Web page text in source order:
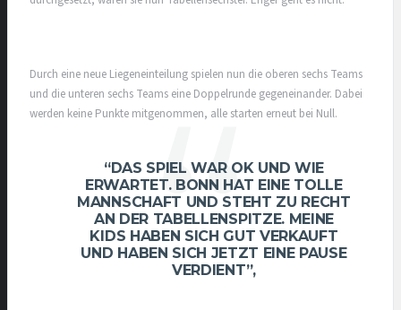
Durch eine neue Liegeneinteilung spielen nun die oberen sechs Teams
und die unteren sechs Teams eine Doppelrunde gegeneinander. Dabei
werden keine Punkte mitgenommen, alle starten erneut bei Null.
“DAS SPIEL WAR OK UND WIE
ERWARTET. BONN HAT EINE TOLLE
MANNSCHAFT UND STEHT ZU RECHT
AN DER TABELLENSPITZE. MEINE
KIDS HABEN SICH GUT VERKAUFT
UND HABEN SICH JETZT EINE PAUSE
VERDIENT”,